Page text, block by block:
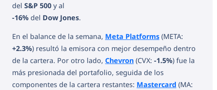
del S&P 500 y al
-16% del Dow Jones.
En el balance de la semana, Meta Platforms (META:
+2.3%) resultó la emisora con mejor desempeño dentro
de la cartera. Por otro lado, Chevron (CVX: -1.5%) fue la
más presionada del portafolio, seguida de los
componentes de la cartera restantes: Mastercard (MA: